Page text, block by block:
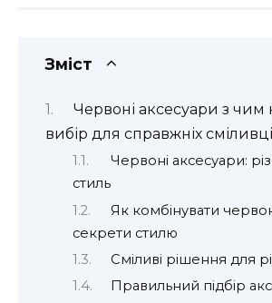
Зміст
Червоні аксесуари з чим
вибір для справжніх
Червоні аксесуари:
стиль
Як комбінувати
секрети стилю
Сміливі рішення для
Правильний підбір